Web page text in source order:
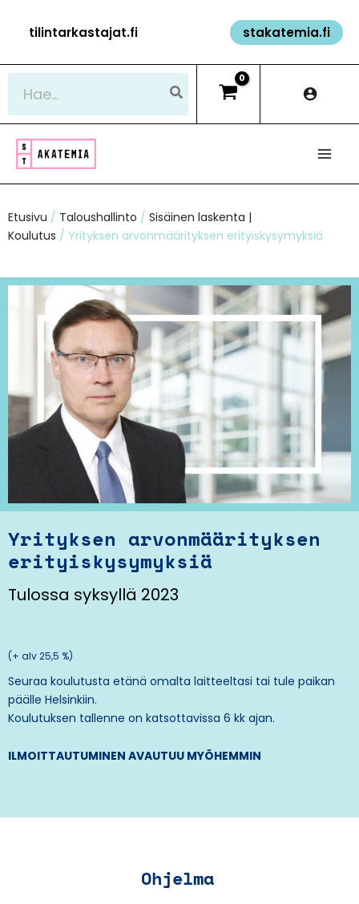
sisältöön
tilintarkastajat.fi stakatemia.fi
Etusivu / Taloushallinto / Sisäinen laskenta |
Koulutus / Yrityksen arvonmäärityksen erityiskysymyksiä
Yrityksen arvonmäärityksen
erityiskysymyksiä
Tulossa syksyllä 2023
(+ alv 25,5 %)
Seuraa koulutusta etänä omalta laitteeltasi tai tule paikan
päälle Helsinkiin.
Koulutuksen tallenne on katsottavissa 6 kk ajan.
ILMOITTAUTUMINEN AVAUTUU MYÖHEMMIN
Ohjelma